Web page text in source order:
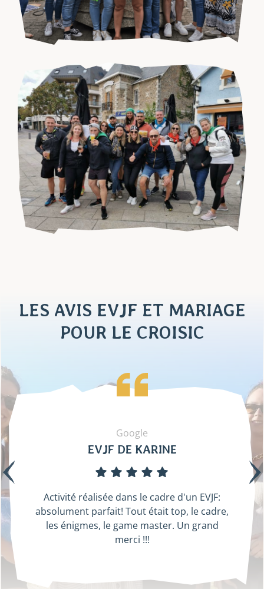
LES AVIS EVJF ET MARIAGE
POUR LE CROISIC
Google
EVJF DE KARINE
Activité réalisée dans le cadre d'un EVJF:
absolument parfait! Tout était top, le cadre,
les énigmes, le game master. Un grand
merci !!!